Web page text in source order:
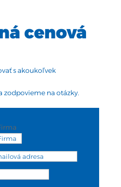
cenová
s akoukoľvek
zodpovieme na otázky.